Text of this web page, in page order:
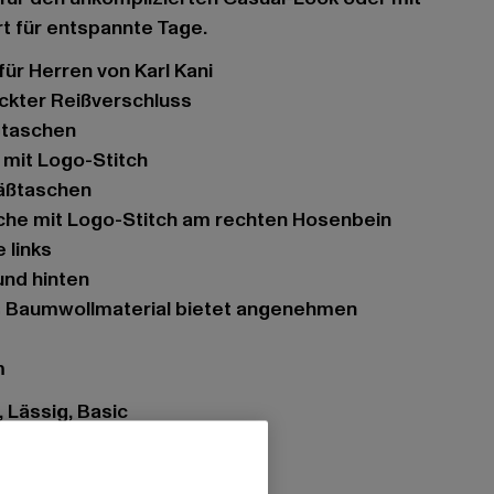
für entspannte Tage.
Herren von Karl Kani
Reißverschluss
mit Logo-Stitch
mit Logo-Stitch am rechten Hosenbein
links
hinten
Lässig, Basic